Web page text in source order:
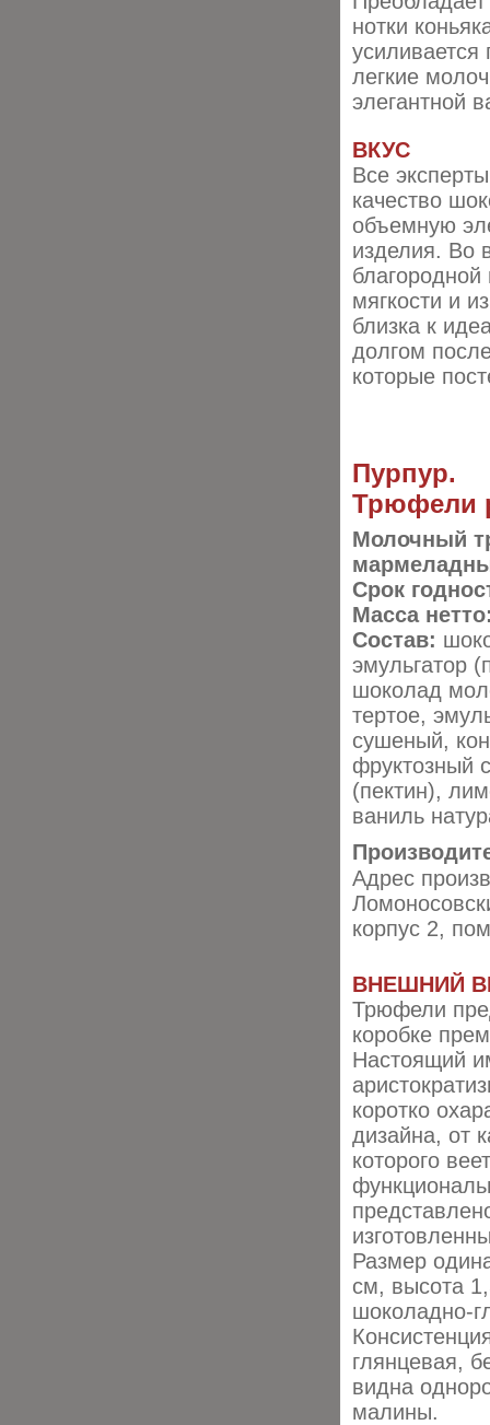
нотки
легкие
элегантной
ВКУС
Все
качество
объемную
изделия. Во
мягкости и
близка к
долгом
которые
Пурпур.
Трюфели
Молочный
Срок
Масса
Состав:
эмульгатор
шоколад
тертое,
сушеный,
фруктозный
(пектин),
ваниль
Адрес
корпус 2,
ВНЕШНИЙ
Трюфели
коробке
Настоящий
коротко
дизайна, от
которого
Размер
см, высота
шоколадно-
глянцевая,
видна
малины.